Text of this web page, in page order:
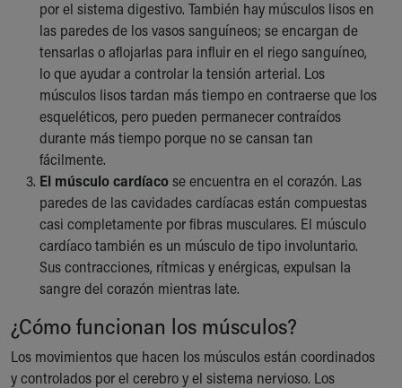
por el sistema digestivo. También hay músculos lisos en
las paredes de los vasos sanguíneos; se encargan de
tensarlas o aflojarlas para influir en el riego sanguíneo,
lo que ayudar a controlar la tensión arterial. Los
músculos lisos tardan más tiempo en contraerse que los
esqueléticos, pero pueden permanecer contraídos
durante más tiempo porque no se cansan tan
fácilmente.
El músculo cardíacose encuentra en el corazón. Las
paredes de las cavidades cardíacas están compuestas
casi completamente por fibras musculares. El músculo
cardíaco también es un músculo de tipo involuntario.
Sus contracciones, rítmicas y enérgicas, expulsan la
sangre del corazón mientras late.
¿Cómo funcionan los músculos?
Los movimientos que hacen los músculos están coordinados
y controlados por el cerebro y el sistema nervioso. Los